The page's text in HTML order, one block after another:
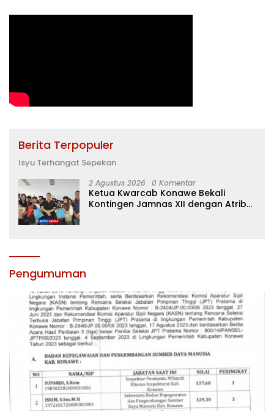
Berita Terpopuler
Isyu Terhangat Sepekan
2 Agustus 2026 0 Komentar
Ketua Kwarcab Konawe Bekali
Kontingen Jamnas XII dengan Atribut
Pengumuman